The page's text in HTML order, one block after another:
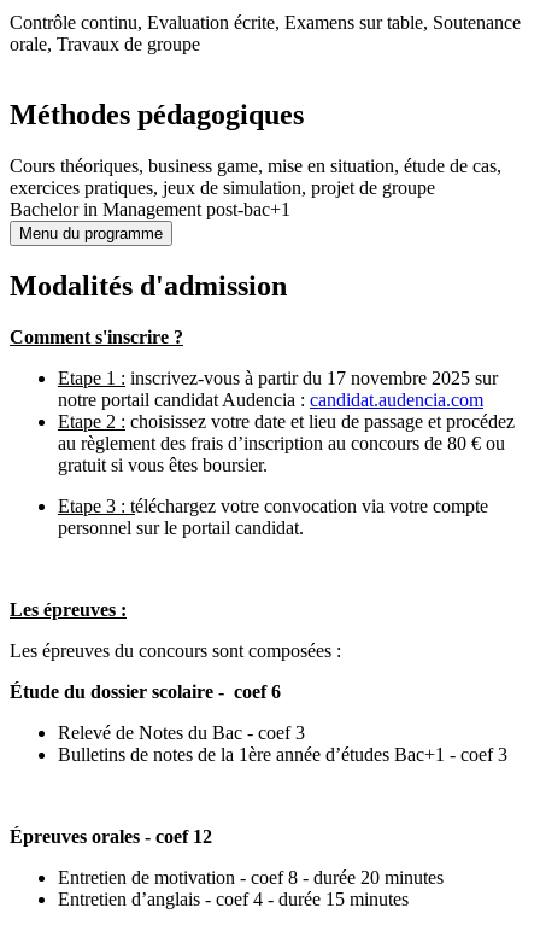
Contrôle continu, Evaluation écrite, Examens sur table, Soutenance
orale, Travaux de groupe
Méthodes pédagogiques
Cours théoriques, business game, mise en situation, étude de cas,
exercices pratiques, jeux de simulation, projet de groupe
Bachelor in Management post-bac+1
Menu du programme
Modalités d'admission
Comment s'inscrire ?
Etape 1 : inscrivez-vous à partir du 17 novembre 2025 sur
notre portail candidat Audencia : candidat.audencia.com
Etape 2 : choisissez votre date et lieu de passage et procédez
au règlement des frais d’inscription au concours de 80 € ou
gratuit si vous êtes boursier.
Etape 3 : téléchargez votre convocation via votre compte
personnel sur le portail candidat.
Les épreuves :
Les épreuves du concours sont composées :
Étude du dossier scolaire - coef 6
Relevé de Notes du Bac - coef 3
Bulletins de notes de la 1ère année d’études Bac+1 - coef 3
Épreuves orales - coef 12
Entretien de motivation - coef 8 - durée 20 minutes
Entretien d’anglais - coef 4 - durée 15 minutes